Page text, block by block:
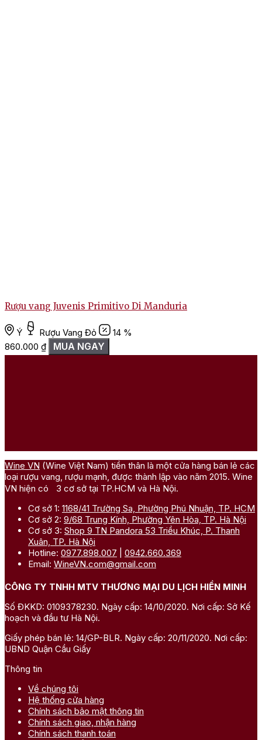
Rượu vang Juvenis Primitivo Di Manduria
Ý Rượu Vang Đỏ
14 %
860.000 ₫ MUA NGAY
Wine VN (Wine Việt Nam) tiền thân là một cửa hàng bán lẻ các
loại rượu vang, rượu mạnh, được thành lập vào năm 2015. Wine
VN hiện có 3 cơ sở tại TP.HCM và Hà Nội.
Cơ sở 1: 1168/41 Trường Sa, Phường Phú Nhuận, TP. HCM
Cơ sở 2: 9/68 Trung Kính, Phường Yên Hòa, TP. Hà Nội
Cơ sở 3: Shop 9 TN Pandora 53 Triều Khúc, P. Thanh
Xuân, TP. Hà Nội
Hotline: 0977.898.007
0942.660.369
Email: WineVN.com@gmail.com
CÔNG TY TNHH MTV THƯƠNG MẠI DU LỊCH HIỀN MINH
Số ĐKKD: 0109378230. Ngày cấp: 14/10/2020. Nơi cấp: Sở Kế
hoạch và đầu tư Hà Nội.
Giấy phép bán lẻ: 14/GP-BLR. Ngày cấp: 20/11/2020. Nơi cấp:
UBND Quận Cầu Giấy
Thông tin
Về chúng tôi
Hệ thống cửa hàng
Chính sách bảo mật thông tin
Chính sách giao, nhận hàng
Chính sách thanh toán